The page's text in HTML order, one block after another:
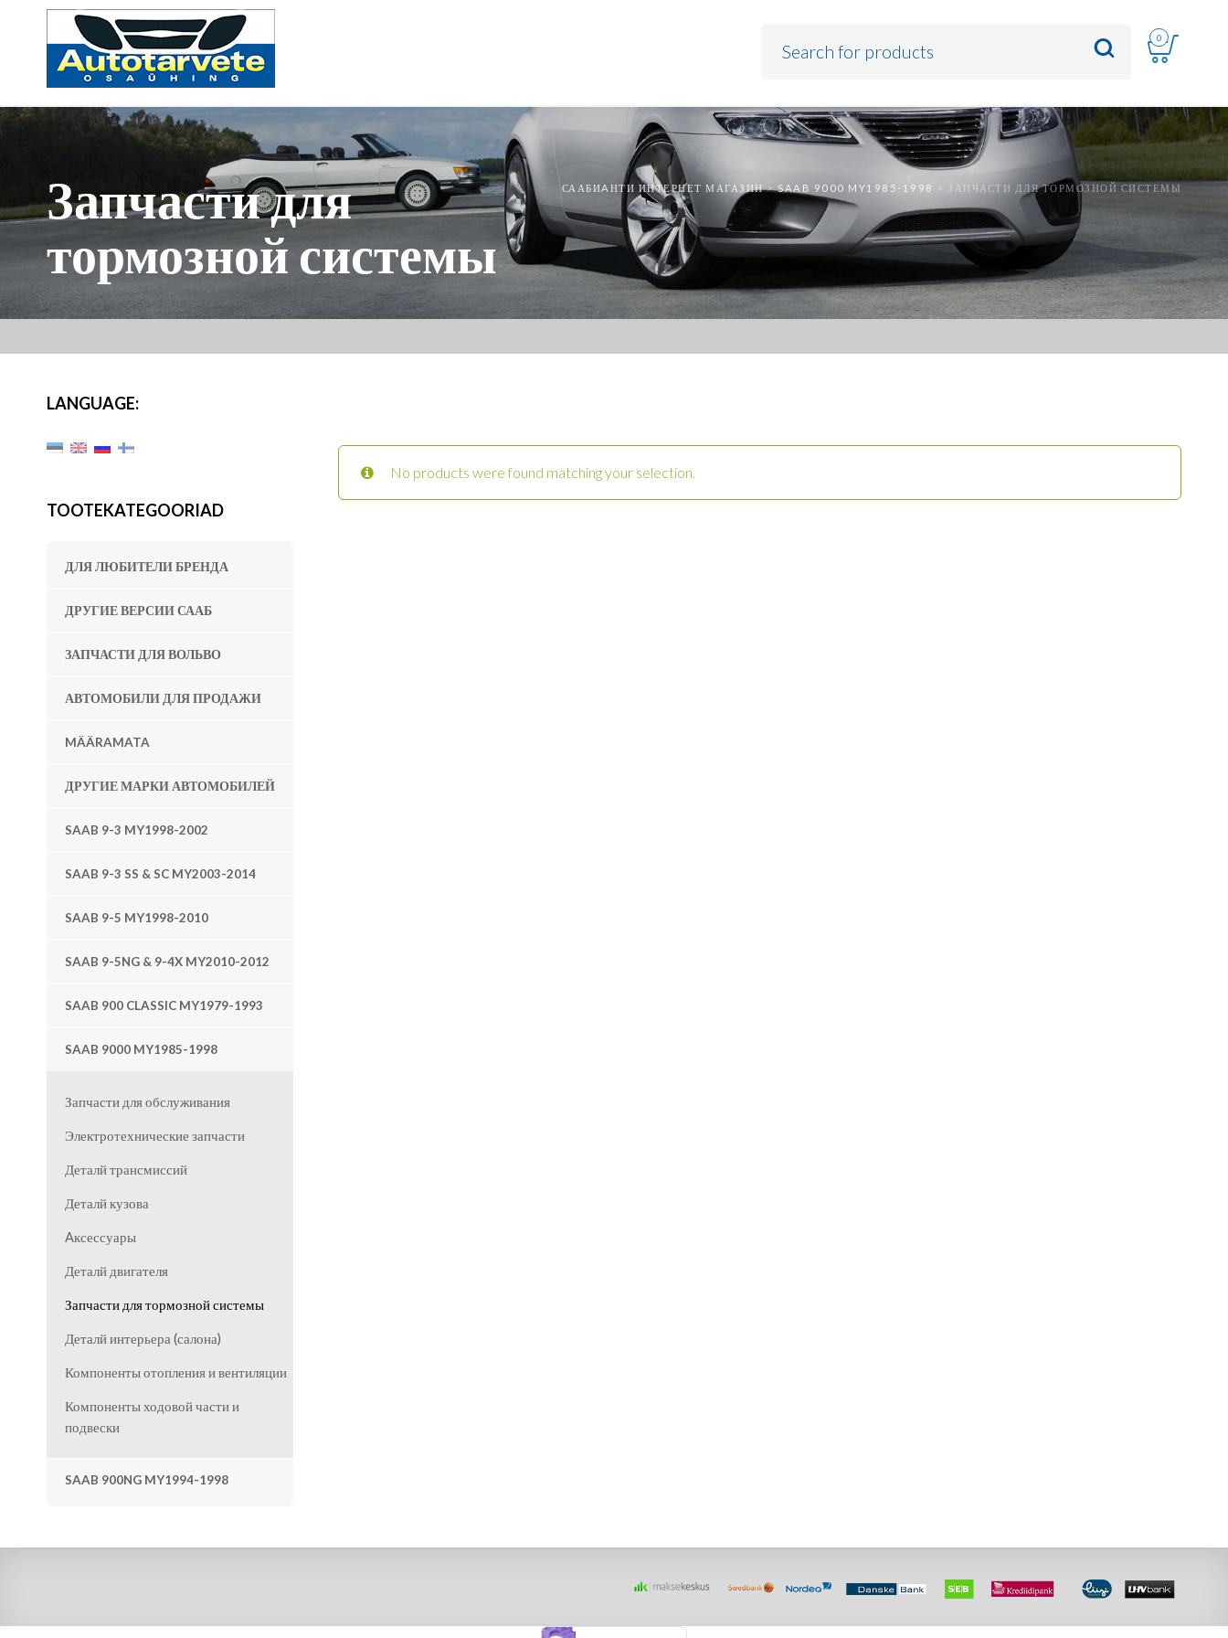
0
СААБИAНТИ ИНТЕРНЕТ МАГАЗИН>SAAB 9000 MY1985-1998 > ЗАПЧАСТИ ДЛЯ ТОРМОЗНОЙ СИСТЕМЫ
Запчасти для
тормозной системы
LANGUAGE:
TOOTEKATEGOORIAD
ДЛЯ ЛЮБИТЕЛИ БРЕНДА
ДРУГИЕ ВЕРСИИ СААБ
ЗАПЧАСТИ ДЛЯ ВОЛЬВО
АВТОМОБИЛИ ДЛЯ ПРОДАЖИ
MÄÄRAMATA
ДРУГИЕ МАРКИ АВТОМОБИЛЕЙ
SAAB 9-3 MY1998-2002
SAAB 9-3 SS & SC MY2003-2014
SAAB 9-5 MY1998-2010
SAAB 9-5NG & 9-4X MY2010-2012
SAAB 900 CLASSIC MY1979-1993
SAAB 9000 MY1985-1998
Запчасти для обслуживания
Электротехнические запчасти
Деталй трансмиссий
Деталй кузова
Aксессуары
Деталй двигателя
Запчасти для тормозной системы
Деталй интерьера (салона)
Компоненты отопления и вентиляции
Компоненты ходовой части и
подвески
SAAB 900NG MY1994-1998
No products were found matching your selection.